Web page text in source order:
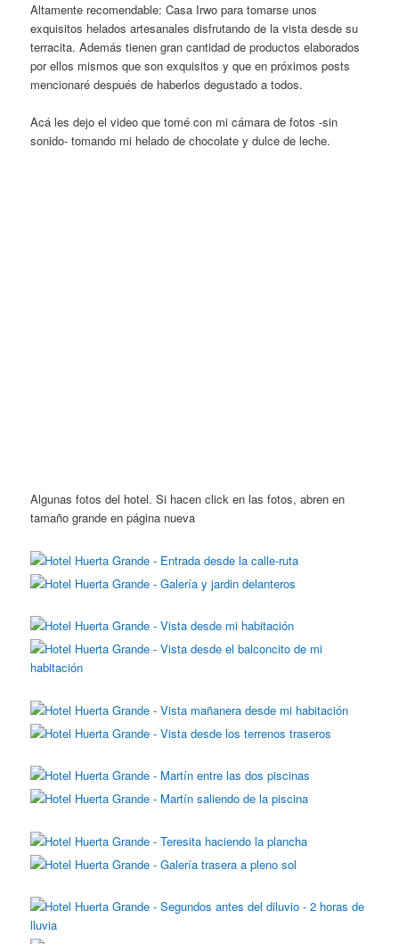
Altamente recomendable: Casa Irwo para tomarse unos
exquisitos helados artesanales disfrutando de la vista desde su
terracita. Además tienen gran cantidad de productos elaborados
por ellos mismos que son exquisitos y que en próximos posts
mencionaré después de haberlos degustado a todos.
Acá les dejo el video que tomé con mi cámara de fotos -sin
sonido- tomando mi helado de chocolate y dulce de leche.
Algunas fotos del hotel. Si hacen click en las fotos, abren en
tamaño grande en página nueva